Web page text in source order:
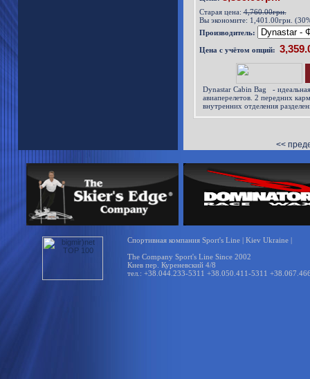
Старая цена:4,760.00грн.
Вы экономите: 1,401.00грн.
Производитель:
Цена с учётом опций:
Dynastar Cabin Bag -
авиаперелетов. 2 передних
внутренних отделения
<<
Спортивная компания Sport's Line | Kiev Ukraine |
The Company Sport's Line Since 2002
Киев пер. Куреневский 4/8
тел.: +38.044.233-5311 +38.050.411-5311